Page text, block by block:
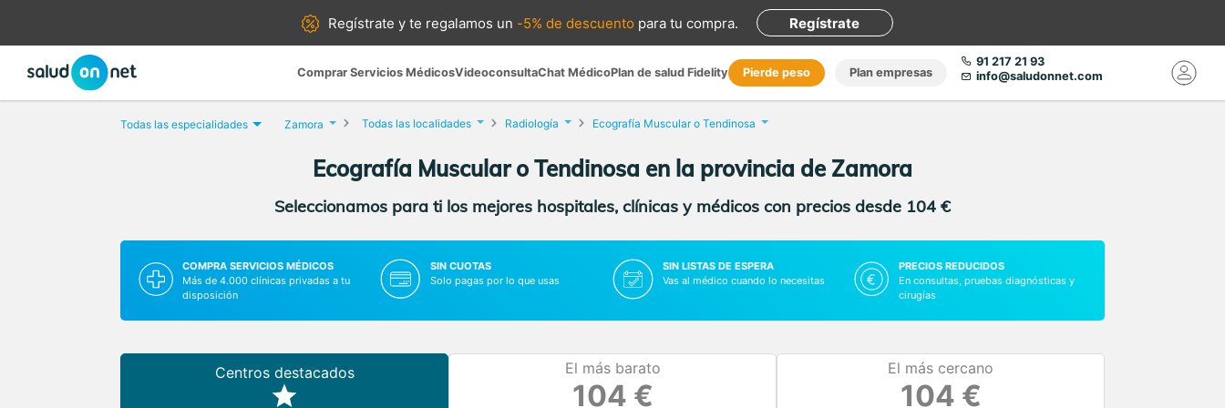
Regístrate yte regalamos un -5% de descuento para tu compra. Regístrate
Comprar Servicios MédicosVideoconsultaChat MédicoPlan de salud Fidelity Pierde peso Plan empresas
91 217 21 93
info@saludonnet.com
Todas las especialidades Zamora Todas las localidades Radiología Ecografía Muscular o Tendinosa
Ecografía Muscular o Tendinosa en la provincia de Zamora
Seleccionamos para ti los mejores hospitales, clínicas y médicos con precios desde 104 €
COMPRA SERVICIOS MÉDICOS
Más de 4.000 clínicas privadas a tu
disposición
SIN CUOTAS
Solo pagas por lo que usas
SIN LISTAS DE ESPERA
Vas al médico cuando lo necesitas
PRECIOS REDUCIDOS
En consultas, pruebas diagnósticas y
cirugías
Centros destacados El más barato
104 €
El más cercano
104 €